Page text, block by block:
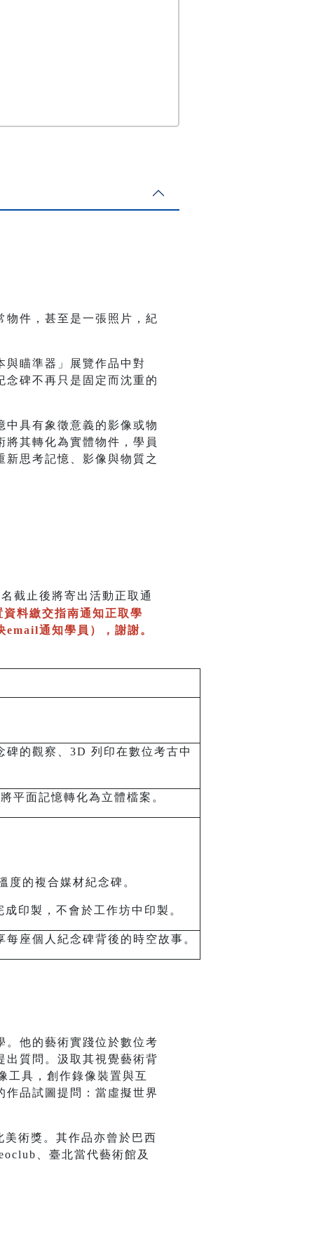
物件，甚至是一張照片，紀
與瞄準器」展覽作品中對
碑不再只是固定而沈重的
具有象徵意義的影像或物
其轉化為實體物件，學員
思考記憶、影像與物質之
截止後將寄出活動正取通
料繳交指南通知正取學
通知學員），謝謝。
的觀察、3D 列印在數位考古中
平面記憶轉化為立體檔案。
度的複合媒材紀念碑。
印製，不會於工作坊中印製。
座個人紀念碑背後的時空故事。
。他的藝術實踐位於數位考
出質問。汲取其視覺藝術背
工具，創作錄像裝置與互
品試圖提問：當虛擬世界
術獎。其作品亦曾於巴西
、臺北當代藝術館及